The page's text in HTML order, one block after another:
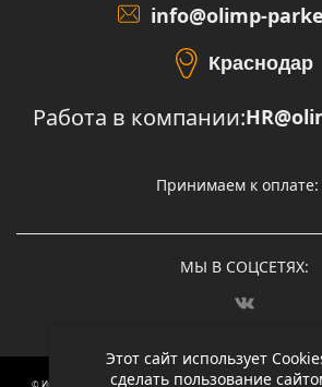
Этот сайт использует
сделать пользование
info@olimp-
Краснодар
Работа в компании:
Принимаем к оплате:
МЫ В СОЦСЕТЯХ:
© Интернет-магазин напольных покрытий Олимп Паркета, 2012